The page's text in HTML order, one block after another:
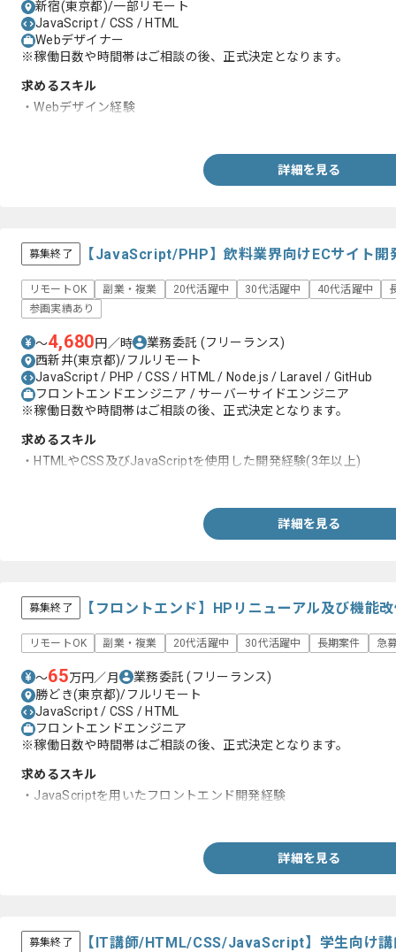
新宿(東京都)/一部リモート
JavaScript / CSS / HTML
Webデザイナー
※稼働日数や時間帯はご相談の後、正式決定となります。
求めるスキル
・Webデザイン経験
詳細を見る
募集終了 【JavaScript/PHP】飲料業界向けECサイト
リモートOK 副業・複業 20代活躍中 30代活躍中 40代活躍中
参画実績あり
〜4,680円／時 業務委託 (フリーランス)
西新井(東京都)/フルリモート
JavaScript / PHP / CSS / HTML / Node.js / Laravel / GitHub
フロントエンドエンジニア / サーバーサイドエンジニア
※稼働日数や時間帯はご相談の後、正式決定となります。
求めるスキル
・HTMLやCSS及びJavaScriptを使用した開発経験(3年以上)
詳細を見る
募集終了 【フロントエンド】HPリニューアル及び機能
リモートOK 副業・複業 20代活躍中 30代活躍中 長期案件 急
〜65万円／月 業務委託(フリーランス)
勝どき(東京都)/フルリモート
JavaScript / CSS / HTML
フロントエンドエンジニア
※稼働日数や時間帯はご相談の後、正式決定となります。
求めるスキル
・JavaScriptを用いたフロントエンド開発経験
詳細を見る
募集終了 【IT講師/HTML/CSS/JavaScript】学生向け